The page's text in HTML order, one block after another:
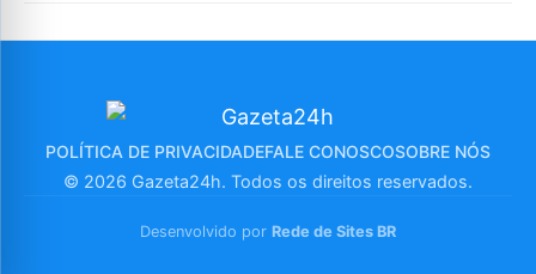
POLÍTICA DE PRIVACIDADEFALE CONOSCOSOBRE NÓS
© 2026 Gazeta24h. Todos os direitos reservados.
Desenvolvido por Rede de Sites BR